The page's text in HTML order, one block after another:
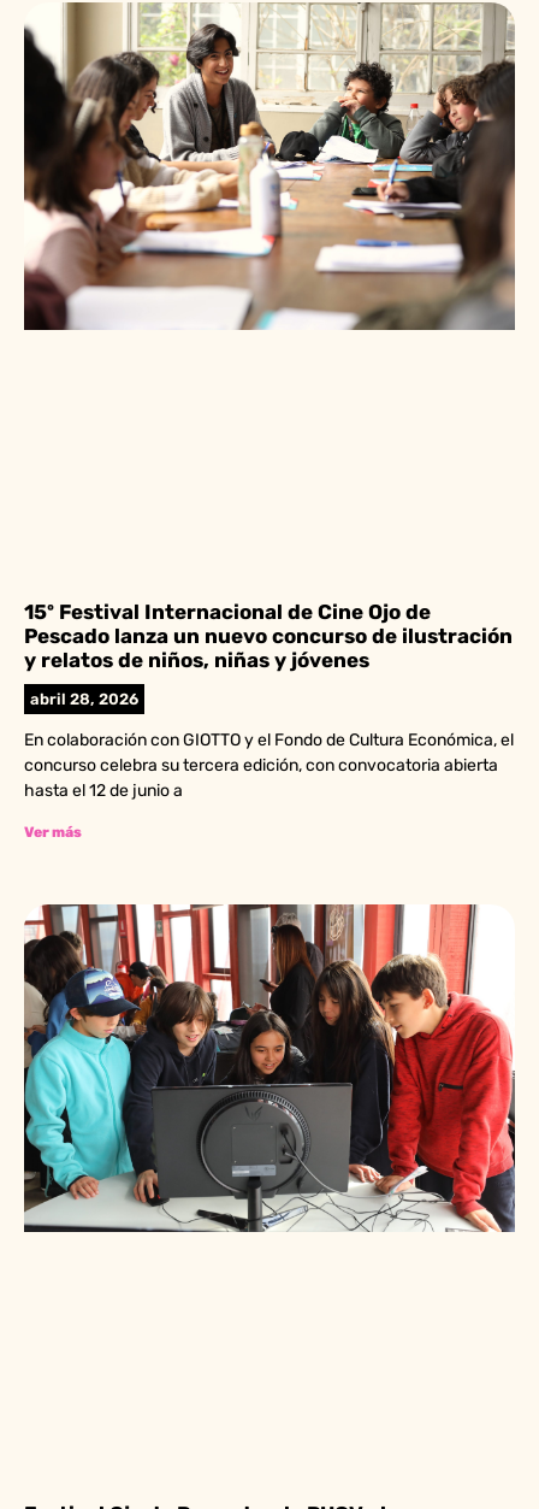
15º Festival Internacional de Cine Ojo de
Pescado lanza un nuevo concurso de ilustración
y relatos de niños, niñas y jóvenes
abril 28, 2026
En colaboración con GIOTTO y el Fondo de Cultura Económica, el
concurso celebra su tercera edición, con convocatoria abierta
hasta el 12 de junio a
Ver más